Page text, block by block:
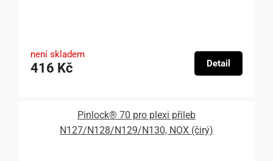
není skladem
416 Kč Detail
Pinlock® 70 pro plexi přileb
N127/N128/N129/N130, NOX (čirý)